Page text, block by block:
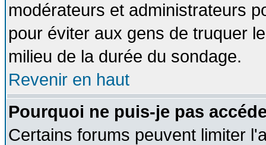
modérateurs et administrateurs
pour éviter aux gens de truquer
milieu de la durée du sondage.
Revenir en haut
Pourquoi ne puis-je pas
Certains forums peuvent limiter